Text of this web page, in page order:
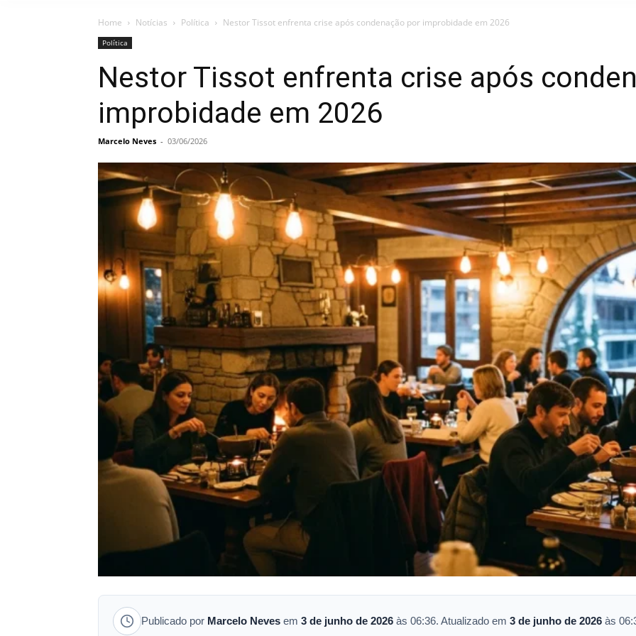
Home Notícias Política Nestor Tissot enfrenta crise após condenação por improbidade em 2026
Política
Nestor Tissot enfrenta crise após
improbidade em 2026
Marcelo Neves - 03/06/2026
Publicado por Marcelo Neves em 3 de junho de 2026 às 06:36. Atualizado em 3 de junho de 2026 às